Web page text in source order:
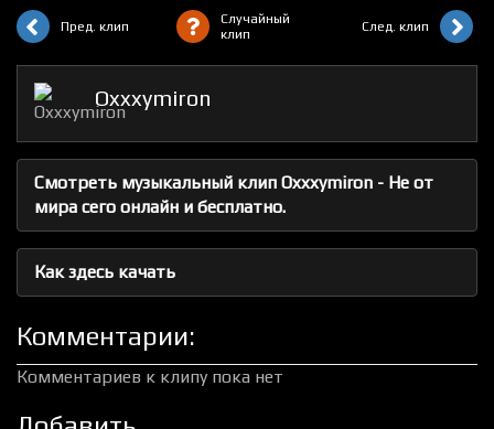
Пред. клип
Случайный
клип
След. клип
Oxxxymiron
Смотреть музыкальный клип Oxxxymiron - Не от
мира сего онлайн и бесплатно.
Как здесь качать
Комментарии:
Комментариев к клипу пока нет